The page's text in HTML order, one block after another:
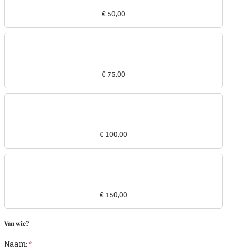
€ 50,00
€ 75,00
€ 100,00
€ 150,00
Van wie?
Naam: